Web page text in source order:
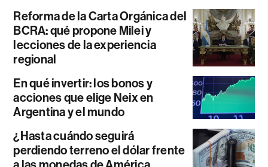
Reforma de la Carta Orgánica del
BCRA: qué propone Milei y
lecciones de la experiencia
regional
En qué invertir: los bonos y
acciones que elige Neix en
Argentina y el mundo
¿Hasta cuándo seguirá
perdiendo terreno el dólar frente